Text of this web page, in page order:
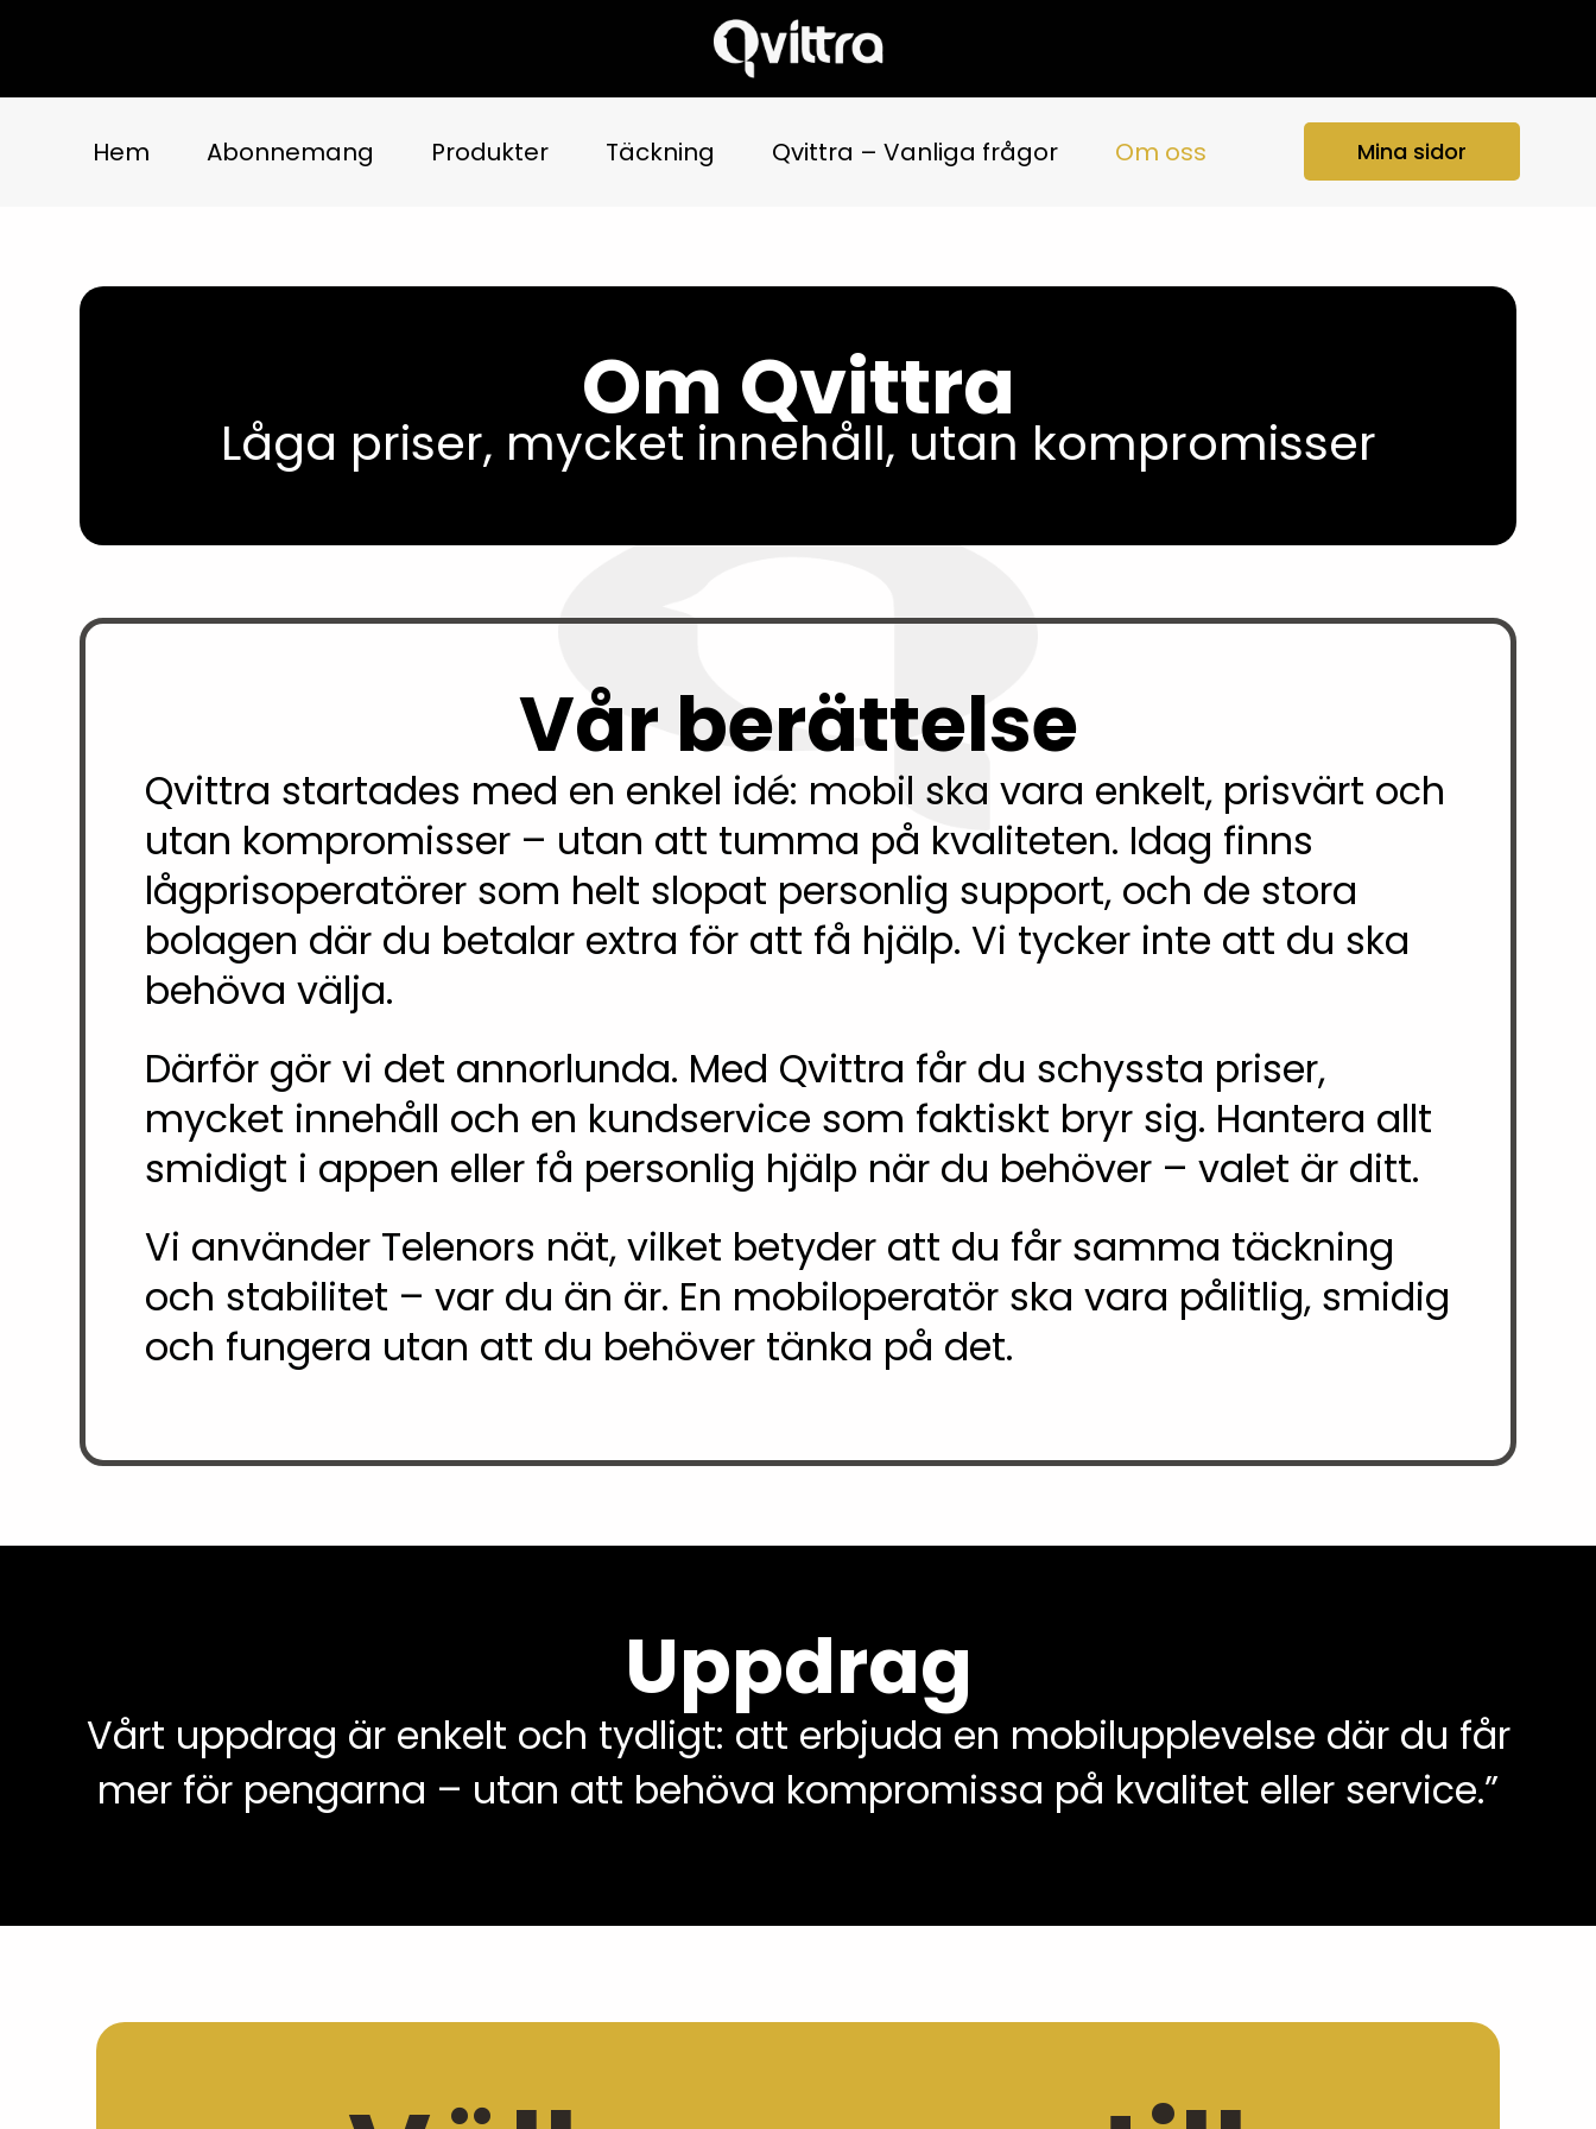
to
Hem Abonnemang Produkter Täckning Qvittra – Vanliga frågor Om oss Mina sidor
Om Qvittra
Låga priser, mycket innehåll, utan kompromisser
Vår berättelse
Qvittra startades med en enkel idé: mobil ska vara enkelt, prisvärt och
utan kompromisser – utan att tumma på kvaliteten. Idag finns
lågprisoperatörer som helt slopat personlig support, och de stora
bolagen där du betalar extra för att få hjälp. Vi tycker inte att du ska
behöva välja.
Därför gör vi det annorlunda. Med Qvittra får du schyssta priser,
mycket innehåll och en kundservice som faktiskt bryr sig. Hantera allt
smidigt i appen eller få personlig hjälp när du behöver – valet är ditt.
Vi använder Telenors nät, vilket betyder att du får samma täckning
och stabilitet – var du än är. En mobiloperatör ska vara pålitlig, smidig
och fungera utan att du behöver tänka på det.
Uppdrag
Vårt uppdrag är enkelt och tydligt: att erbjuda en mobilupplevelse där du får
mer för pengarna – utan att behöva kompromissa på kvalitet eller service.”